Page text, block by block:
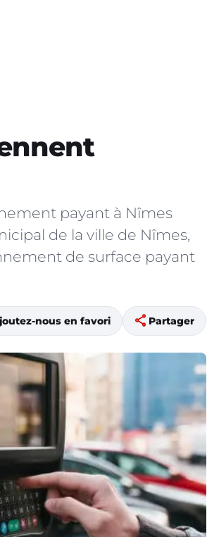
payant à Nîmes
de la ville de Nîmes,
de surface payant
nous en favori share Partager